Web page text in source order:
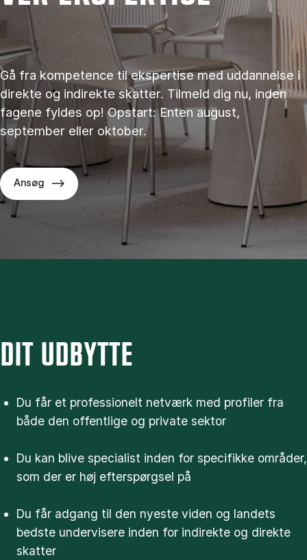
Gå fra kompetence til ekspertise med uddannelse i
direkte og indirekte skatter. Tilmeld dig nu, inden
fagene fyldes op! Opstart: Enten august,
september eller oktober.
Ansøg
DIT UDBYTTE
Du får et professionelt netværk med profiler fra
både den offentlige og private sektor
Du kan blive specialist inden for specifikke områder,
som der er høj efterspørgsel på
Du får adgang til den nyeste viden og landets
bedste undervisere inden for indirekte og direkte
skatter